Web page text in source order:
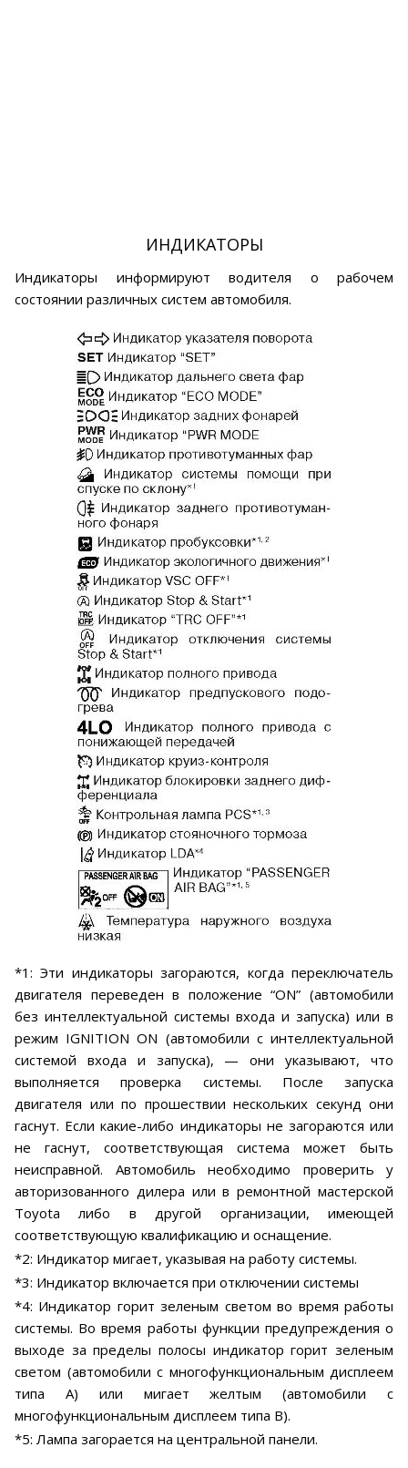
ИНДИКАТОРЫ
Индикаторы информируют водителя о рабочем
состоянии различных систем автомобиля.
*1: Эти индикаторы загораются, когда переключатель
двигателя переведен в положение “ON” (автомобили
без интеллектуальной системы входа и запуска) или в
режим IGNITION ON (автомобили с интеллектуальной
системой входа и запуска), — они указывают, что
выполняется проверка системы. После запуска
двигателя или по прошествии нескольких секунд они
гаснут. Если какие-либо индикаторы не загораются или
не гаснут, соответствующая система может быть
неисправной. Автомобиль необходимо проверить у
авторизованного дилера или в ремонтной мастерской
Toyota либо в другой организации, имеющей
соответствующую квалификацию и оснащение.
*2: Индикатор мигает, указывая на работу системы.
*3: Индикатор включается при отключении системы
*4: Индикатор горит зеленым светом во время работы
системы. Во время работы функции предупреждения о
выходе за пределы полосы индикатор горит зеленым
светом (автомобили с многофункциональным дисплеем
типа А) или мигает желтым (автомобили с
многофункциональным дисплеем типа В).
*5: Лампа загорается на центральной панели.